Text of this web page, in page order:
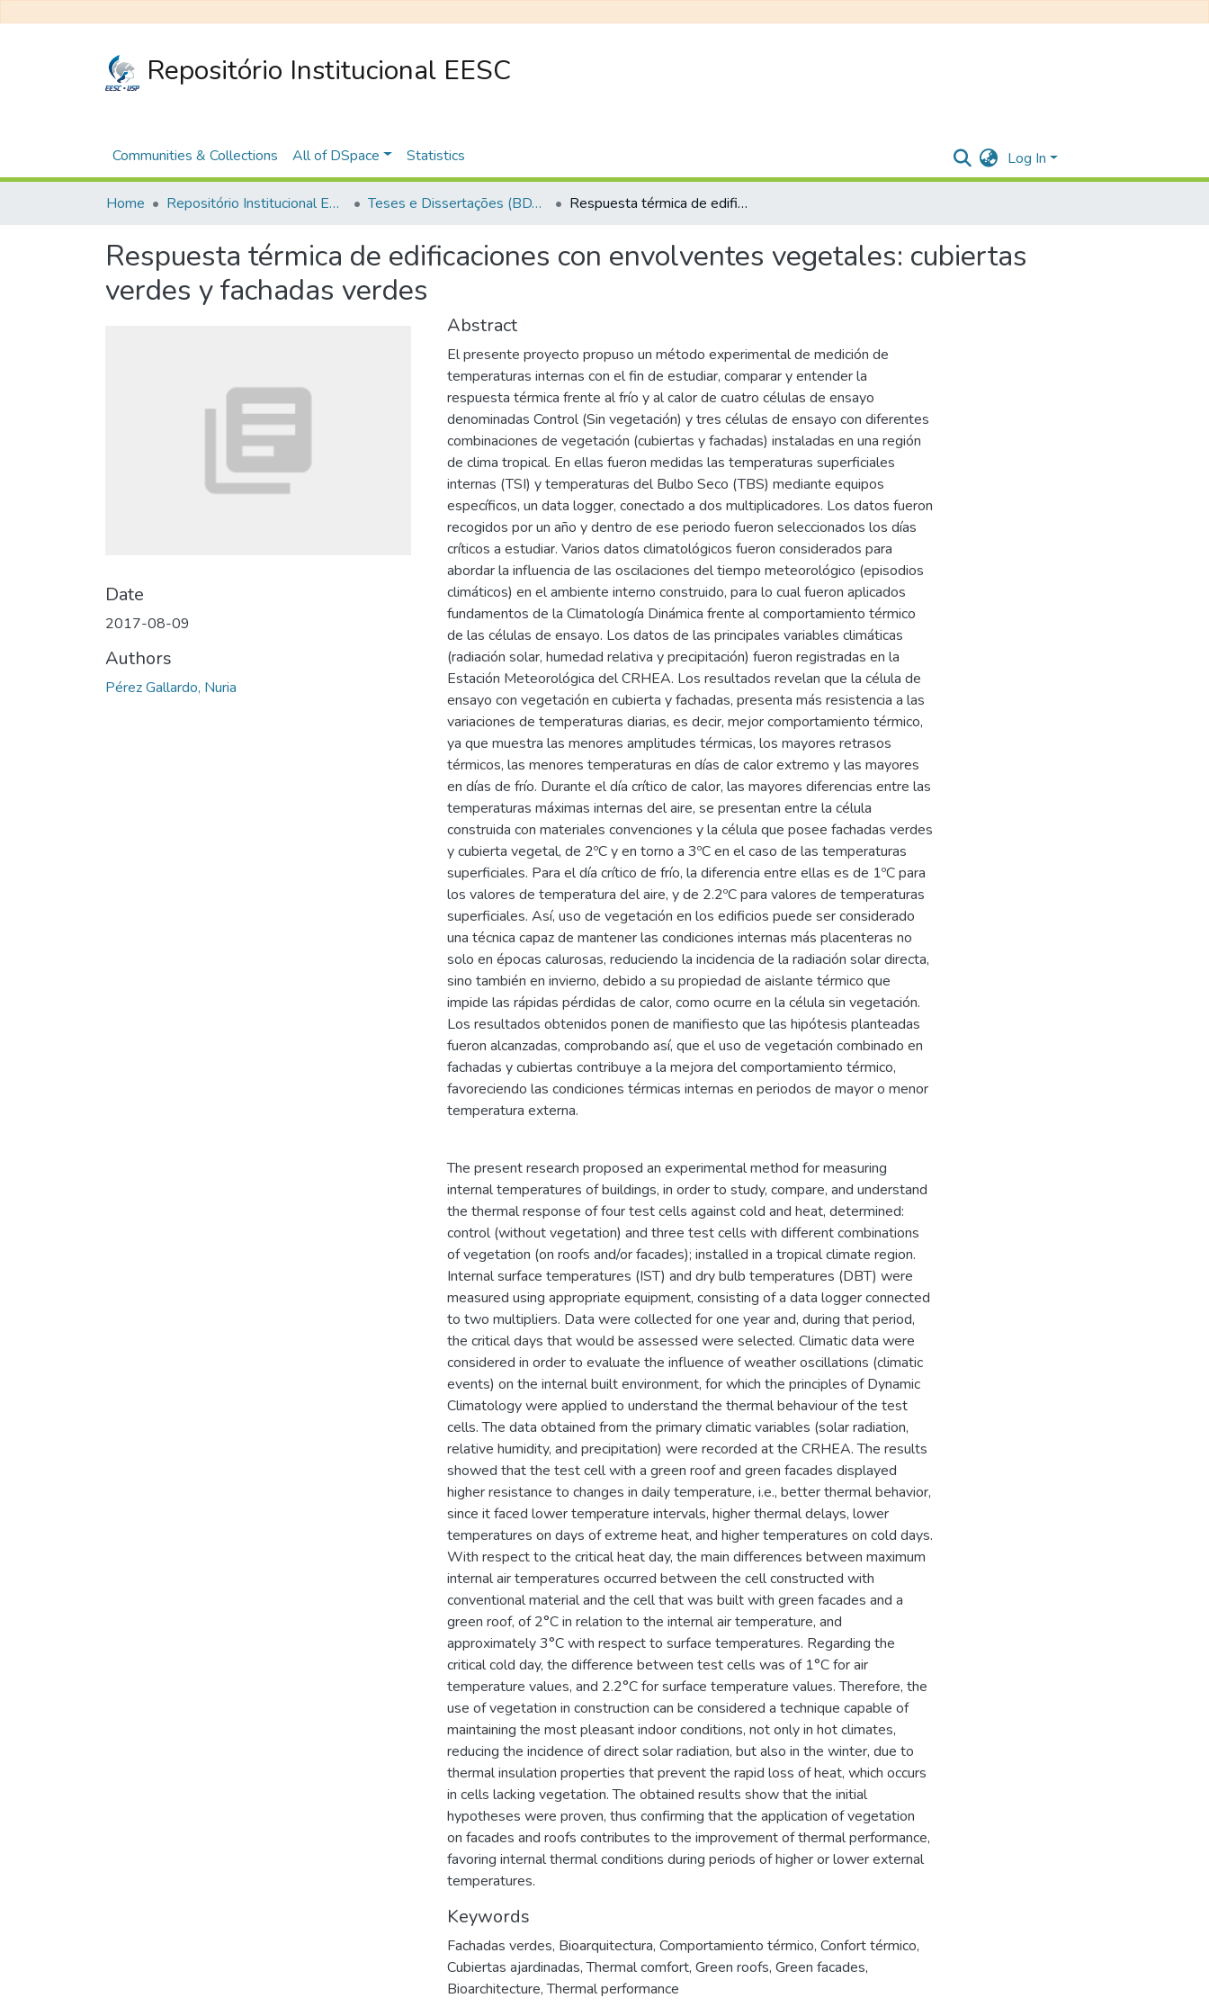
Repositório Institucional EESC
Communities & Collections All of DSpace Statistics Log In
Home Repositório Institucional EESC Teses e Dissertações (BDTD USP) Respuesta térmica de edificaciones con envolventes vegetales: cubiertas verdes y fachadas verdes
Respuesta térmica de edificaciones con envolventes vegetales: cubiertas
verdes y fachadas verdes
Date
2017-08-09
Authors
Pérez Gallardo, Nuria
Abstract
El presente proyecto propuso un método experimental de medición de
temperaturas internas con el fin de estudiar, comparar y entender la
respuesta térmica frente al frío y al calor de cuatro células de ensayo
denominadas Control (Sin vegetación) y tres células de ensayo con diferentes
combinaciones de vegetación (cubiertas y fachadas) instaladas en una región
de clima tropical. En ellas fueron medidas las temperaturas superficiales
internas (TSI) y temperaturas del Bulbo Seco (TBS) mediante equipos
específicos, un data logger, conectado a dos multiplicadores. Los datos fueron
recogidos por un año y dentro de ese periodo fueron seleccionados los días
críticos a estudiar. Varios datos climatológicos fueron considerados para
abordar la influencia de las oscilaciones del tiempo meteorológico (episodios
climáticos) en el ambiente interno construido, para lo cual fueron aplicados
fundamentos de la Climatología Dinámica frente al comportamiento térmico
de las células de ensayo. Los datos de las principales variables climáticas
(radiación solar, humedad relativa y precipitación) fueron registradas en la
Estación Meteorológica del CRHEA. Los resultados revelan que la célula de
ensayo con vegetación en cubierta y fachadas, presenta más resistencia a las
variaciones de temperaturas diarias, es decir, mejor comportamiento térmico,
ya que muestra las menores amplitudes térmicas, los mayores retrasos
térmicos, las menores temperaturas en días de calor extremo y las mayores
en días de frío. Durante el día crítico de calor, las mayores diferencias entre las
temperaturas máximas internas del aire, se presentan entre la célula
construida con materiales convenciones y la célula que posee fachadas verdes
y cubierta vegetal, de 2ºC y en torno a 3ºC en el caso de las temperaturas
superficiales. Para el día crítico de frío, la diferencia entre ellas es de 1ºC para
los valores de temperatura del aire, y de 2.2ºC para valores de temperaturas
superficiales. Así, uso de vegetación en los edificios puede ser considerado
una técnica capaz de mantener las condiciones internas más placenteras no
solo en épocas calurosas, reduciendo la incidencia de la radiación solar directa,
sino también en invierno, debido a su propiedad de aislante térmico que
impide las rápidas pérdidas de calor, como ocurre en la célula sin vegetación.
Los resultados obtenidos ponen de manifiesto que las hipótesis planteadas
fueron alcanzadas, comprobando así, que el uso de vegetación combinado en
fachadas y cubiertas contribuye a la mejora del comportamiento térmico,
favoreciendo las condiciones térmicas internas en periodos de mayor o menor
temperatura externa.
The present research proposed an experimental method for measuring
internal temperatures of buildings, in order to study, compare, and understand
the thermal response of four test cells against cold and heat, determined:
control (without vegetation) and three test cells with different combinations
of vegetation (on roofs and/or facades); installed in a tropical climate region.
Internal surface temperatures (IST) and dry bulb temperatures (DBT) were
measured using appropriate equipment, consisting of a data logger connected
to two multipliers. Data were collected for one year and, during that period,
the critical days that would be assessed were selected. Climatic data were
considered in order to evaluate the influence of weather oscillations (climatic
events) on the internal built environment, for which the principles of Dynamic
Climatology were applied to understand the thermal behaviour of the test
cells. The data obtained from the primary climatic variables (solar radiation,
relative humidity, and precipitation) were recorded at the CRHEA. The results
showed that the test cell with a green roof and green facades displayed
higher resistance to changes in daily temperature, i.e., better thermal behavior,
since it faced lower temperature intervals, higher thermal delays, lower
temperatures on days of extreme heat, and higher temperatures on cold days.
With respect to the critical heat day, the main differences between maximum
internal air temperatures occurred between the cell constructed with
conventional material and the cell that was built with green facades and a
green roof, of 2°C in relation to the internal air temperature, and
approximately 3°C with respect to surface temperatures. Regarding the
critical cold day, the difference between test cells was of 1°C for air
temperature values, and 2.2°C for surface temperature values. Therefore, the
use of vegetation in construction can be considered a technique capable of
maintaining the most pleasant indoor conditions, not only in hot climates,
reducing the incidence of direct solar radiation, but also in the winter, due to
thermal insulation properties that prevent the rapid loss of heat, which occurs
in cells lacking vegetation. The obtained results show that the initial
hypotheses were proven, thus confirming that the application of vegetation
on facades and roofs contributes to the improvement of thermal performance,
favoring internal thermal conditions during periods of higher or lower external
temperatures.
Keywords
Fachadas verdes, Bioarquitectura, Comportamiento térmico, Confort térmico,
Cubiertas ajardinadas,Thermal comfort, Green roofs, Green facades,
Bioarchitecture,Thermal performance